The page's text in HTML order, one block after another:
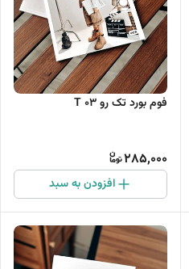
فوم بورد تک رو T 03
285,000
افزودن به سبد